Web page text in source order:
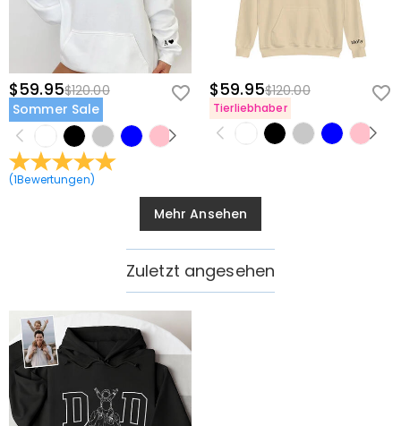
$59.95$120.00
Sommer Sale
(1Bewertungen)
$59.95$120.00
Tierliebhaber
Mehr Ansehen
Zuletzt angesehen